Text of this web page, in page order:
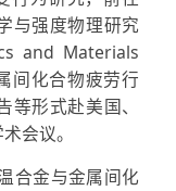
与强度物理研究
and Materials
间化合物疲劳行
形式赴美国、
会议。
金与金属间化